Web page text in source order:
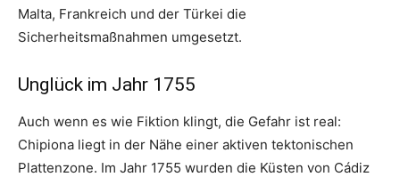
Malta, Frankreich und der Türkei die
Sicherheitsmaßnahmen umgesetzt.
Unglück im Jahr 1755
Auch wenn es wie Fiktion klingt, die Gefahr ist real:
Chipiona liegt in der Nähe einer aktiven tektonischen
Plattenzone. Im Jahr 1755 wurden die Küsten von Cádiz